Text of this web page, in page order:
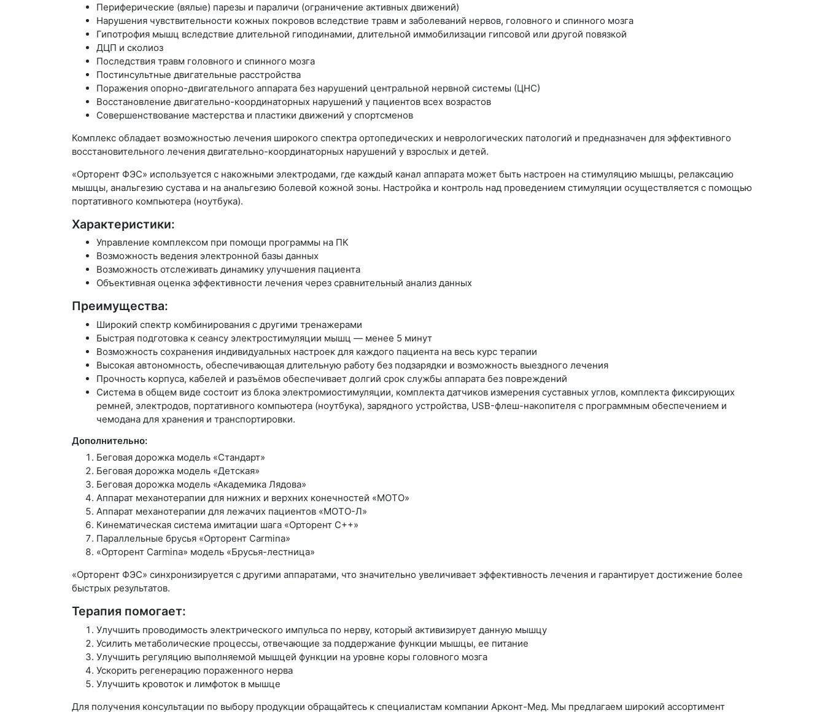
Периферические (вялые) парезы и параличи (ограничение активных движений)
Нарушения чувствительности кожных покровов вследствие травм и заболеваний нервов, го­ловного и спинного мозга
Гипотрофия мышц вследствие длительной гиподинамии, длительной иммобилизации гипсовой или другой повязкой
ДЦП и сколиоз
Последствия травм головного и спинного мозга
Постинсультные двигательные расстройства
Поражения опорно-двигательного аппарата без нарушений центральной нервной системы (ЦНС)
Восстановление двигательно-координаторных нарушений у пациентов всех возрастов
Совершенствование мастерства и пластики движений у спортсменов
Комплекс обладает возможностью лечения широкого спектра ортопедических и неврологических патологий и предназначен для эффективного
восстановительного лечения двигательно-координаторных нарушений у взрослых и детей.
«Орторент ФЭС» используется с накожными электродами, где каждый канал аппарата может быть настроен на стимуляцию мышцы, релаксацию
мышцы, анальгезию сустава и на анальгезию болевой кожной зоны. Настройка и контроль над проведением стимуляции осуществляется с помощью
портативного компьютера (ноутбука).
Характеристики:
Управление комплексом при помощи программы на ПК
Возможность ведения электронной базы данных
Возможность отслеживать динамику улучшения пациента
Объективная оценка эффективности лечения через сравнительный анализ данных
Преимущества:
Широкий спектр комбинирования с другими тренажерами
Быстрая подготовка к сеансу электростимуляции мышц — менее 5 минут
Возможность сохранения индивидуальных настроек для каждого пациента на весь курс терапии
Высокая автономность, обеспечивающая длительную работу без подзарядки и возможность выездного лечения
Прочность корпуса, кабелей и разъёмов обеспечивает долгий срок службы аппарата без повреждений
Система в общем виде состоит из блока электромиостимуляции, комплекта датчиков измерения суставных углов, комплекта фиксирующих
ремней, электродов, портативного компьютера (ноутбука), зарядного устройства, USB-флеш-накопителя с программным обеспечением и
чемодана для хранения и транспортировки.
Дополнительно:
Беговая дорожка модель «Стандарт»
Беговая дорожка модель «Детская»
Беговая дорожка модель «Академика Лядова»
Аппарат механотерапии для нижних и верхних конечностей «МОТО»
Аппарат механотерапии для лежачих пациентов «МОТО-Л»
Кинематическая система имитации шага «Орторент С++»
Параллельные брусья «Орторент Carmina»
«Орторент Carmina» модель «Брусья-лестница»
«Орторент ФЭС» синхронизируется с другими аппаратами, что значительно увеличивает эффективность лечения и гарантирует достижение более
быстрых результатов.
Терапия помогает:
Улучшить проводимость электрического импульса по нерву, который активизирует данную мышцу
Усилить метаболические процессы, отвечающие за поддержание функции мышцы, ее питание
Улучшить регуляцию выполняемой мышцей функции на уровне коры головного мозга
Ускорить регенерацию пораженного нерва
Улучшить кровоток и лимфоток в мышце
Для получения консультации по выбору продукции обращайтесь к специалистам компании Арконт-Мед. Мы предлагаем широкий ассортимент